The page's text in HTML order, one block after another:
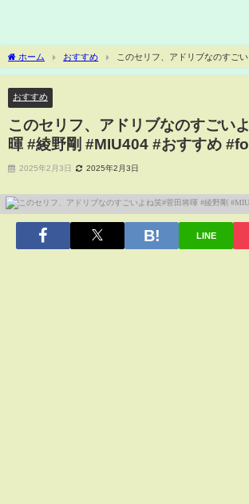
ホーム おすすめ
このセリフ、アドリブなのすご
#MIU404 #おすすめ #foryou #fypシ
おすすめ
このセリフ、アドリブなのすごい
暉 #綾野剛 #MIU404 #おすすめ
2025年2月3日 2025年2月3日
LINE